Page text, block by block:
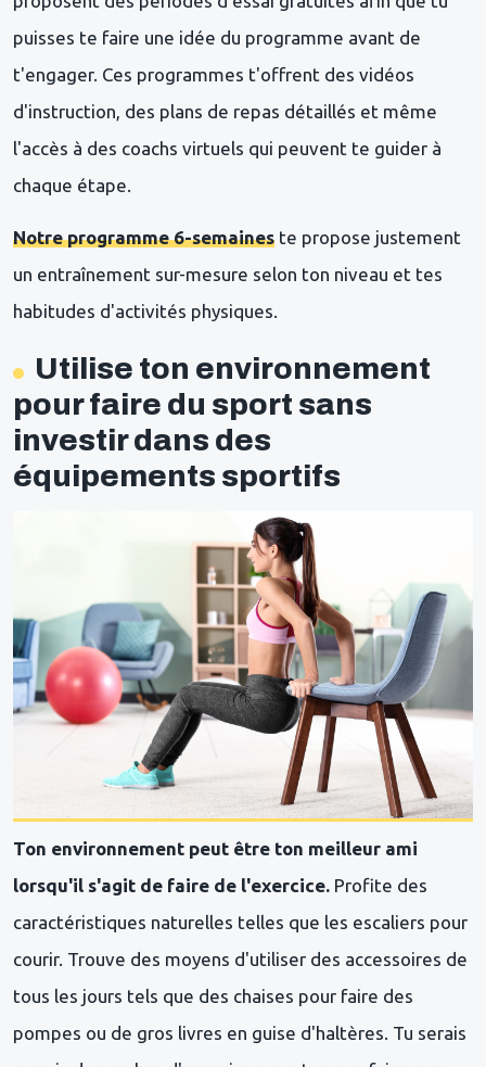
puisses te faire une idée du programme avant de
t'engager. Ces programmes t'offrent des vidéos
d'instruction, des plans de repas détaillés et même
l'accès à des coachs virtuels qui peuvent te guider à
chaque étape.
Notre programme 6-semaines te propose justement
un entraînement sur-mesure selon ton niveau et tes
habitudes d'activités physiques.
Utilise ton environnement
pour faire du sport sans
investir dans des
équipements sportifs
Ton environnement peut être ton meilleur ami
lorsqu'il s'agit de faire de l'exercice. Profite des
caractéristiques naturelles telles que les escaliers pour
courir. Trouve des moyens d'utiliser des accessoires de
tous les jours tels que des chaises pour faire des
pompes ou de gros livres en guise d'haltères. Tu serais